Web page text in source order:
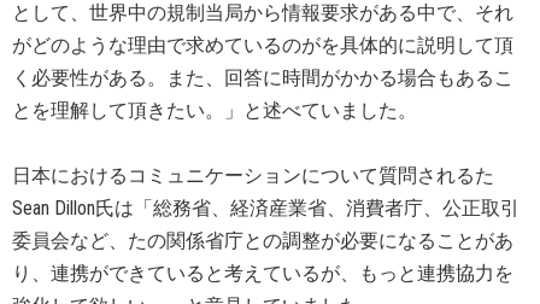
として、世界中の規制当局から情報要求がある中で、それ
がどのような理由で求めているのがを具体的に説明して頂
く必要性がある。また、回答に時間がかかる場合もあるこ
とを理解して頂きたい。」と述べていました。
日本におけるコミュニケーションについて質問されるた
Sean Dillon氏は「総務省、経済産業省、消費者庁、公正取引
委員会など、たの関係省庁との調整が必要になることがあ
り、連携ができていると考えているが、もっと連携協力を